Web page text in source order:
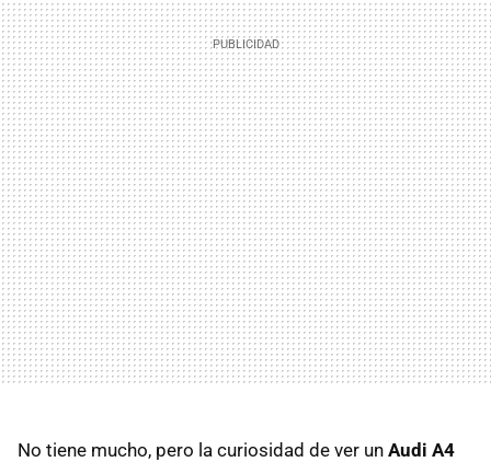
No tiene mucho, pero la curiosidad de ver un Audi A4